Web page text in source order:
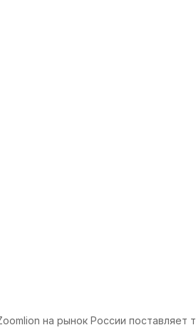
на рынок России